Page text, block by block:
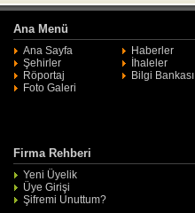
Ana Menü
Ana Sayfa Haberler
Şehirler
İhaleler
Röportaj
Bilgi Bankası
Foto Galeri
Firma Rehberi
Yeni Üyelik
Üye Girişi
Şifremi Unuttum?